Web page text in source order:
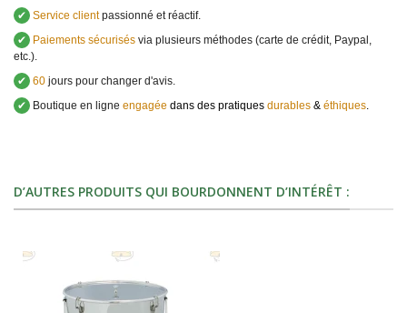
✔ Service clientpassionné et réactif.
✔
Paiements sécurisés via plusieurs méthodes (carte de crédit, Paypal,
etc.).
✔ 60 jours pour changer d'avis.
✔
Boutique en ligne engagée dans des pratiques durables & éthiques.
D’AUTRES PRODUITS QUI BOURDONNENT D’INTÉRÊT :